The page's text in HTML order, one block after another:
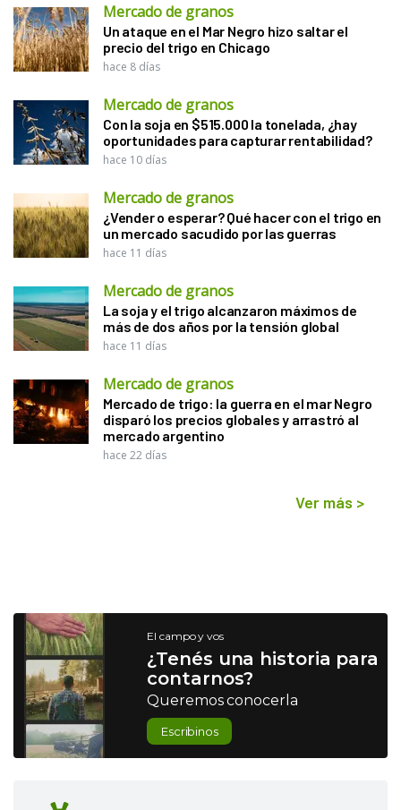
Mercado de granos
Un ataque en el Mar Negro hizo saltar el
precio del trigo en Chicago
hace 8 días
Mercado de granos
Con la soja en $515.000 la tonelada, ¿hay
oportunidades para capturar rentabilidad?
hace 10 días
Mercado de granos
¿Vender o esperar? Qué hacer con el trigo en
un mercado sacudido por las guerras
hace 11 días
Mercado de granos
La soja y el trigo alcanzaron máximos de
más de dos años por la tensión global
hace 11 días
Mercado de granos
Mercado de trigo: la guerra en el mar Negro
disparó los precios globales y arrastró al
mercado argentino
hace 22 días
Ver más >
El campo y vos
¿Tenés una historia para
contarnos?
Queremos conocerla
Escribinos